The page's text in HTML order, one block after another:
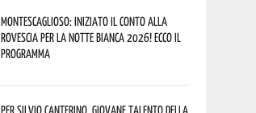
Montescaglioso: iniziato il conto alla
rovescia per la Notte Bianca 2026! Ecco il
programma
Per Silvio Canterino, giovane talento della